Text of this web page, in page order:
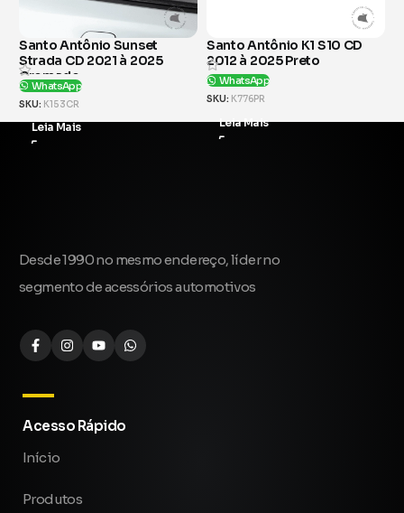
Santo Antônio K1 S10 CD
2012 à 2025 Preto
WhatsApp
SKU: K776PR
Leia Mais
Santo Antônio K1 S10 CD
2012 à 2025 Cromado
WhatsApp
SKU: K776CR
Leia Mais
Desde 1990 no mesmo endereço, líder no
segmento de acessórios automotivos
Acesso Rápido
Início
Produtos